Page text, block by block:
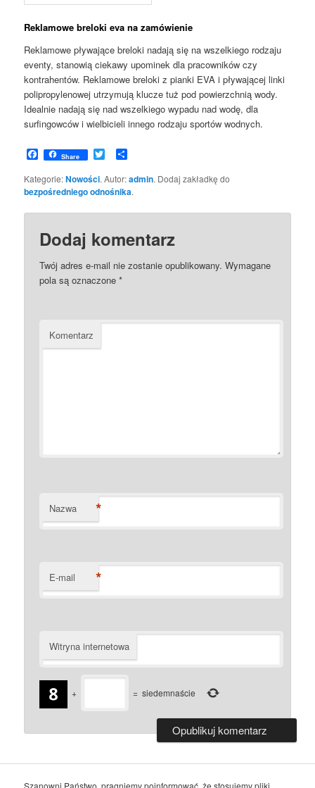
Reklamowe breloki eva na zamówienie
Reklamowe pływające breloki nadają się na wszelkiego rodzaju
eventy, stanowią ciekawy upominek dla pracowników czy
kontrahentów. Reklamowe breloki z pianki EVA i pływającej linki
polipropylenowej utrzymują klucze tuż pod powierzchnią wody.
Idealnie nadają się nad wszelkiego wypadu nad wodę, dla
surfingowców i wielbicieli innego rodzaju sportów wodnych.
Facebook
Share Twitter
Kategorie:Nowości. Autor:admin. Dodaj zakładkę do
bezpośredniego odnośnika.
Dodaj komentarz
Twój adres e-mail nie zostanie opublikowany. Wymagane
pola są oznaczone*
Komentarz
Nazwa *
E-mail *
Witryna internetowa
+ = siedemnaście